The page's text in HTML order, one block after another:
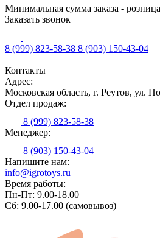
Минимальная сумма заказа -
Заказать звонок
8 (999) 823-58-38 8 (903) 150-43-04
Контакты
Адрес:
Московская область, г. Реутов, ул.
Отдел продаж:
8 (999) 823-58-38
Менеджер:
8 (903) 150-43-04
Напишите нам:
info@igrotoys.ru
Время работы:
Пн-Пт: 9.00-18.00
Сб: 9.00-17.00 (самовывоз)